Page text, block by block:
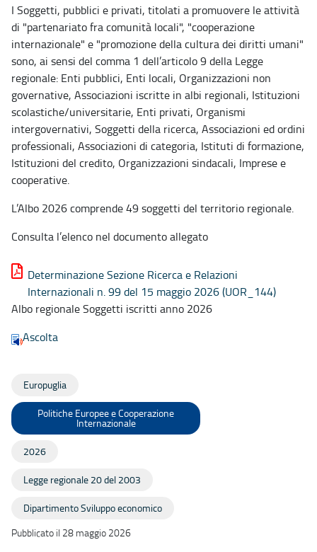
I Soggetti, pubblici e privati, titolati a promuovere le attività
di "partenariato fra comunità locali", "cooperazione
internazionale" e "promozione della cultura dei diritti umani"
sono, ai sensi del comma 1 dell’articolo 9 della Legge
regionale: Enti pubblici, Enti locali, Organizzazioni non
governative, Associazioni iscritte in albi regionali, Istituzioni
scolastiche/universitarie, Enti privati, Organismi
intergovernativi, Soggetti della ricerca, Associazioni ed ordini
professionali, Associazioni di categoria, Istituti di formazione,
Istituzioni del credito, Organizzazioni sindacali, Imprese e
cooperative.
L’Albo 2026 comprende 49 soggetti del territorio regionale.
Consulta l’elenco nel documento allegato
Determinazione Sezione Ricerca e Relazioni
Internazionali n. 99 del 15 maggio 2026 (UOR_144)
Albo regionale Soggetti iscritti anno 2026
Ascolta
Europuglia
Politiche Europee e Cooperazione
Internazionale
2026
Legge regionale 20 del 2003
Dipartimento Sviluppo economico
Pubblicato il 28 maggio 2026